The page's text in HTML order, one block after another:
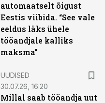
automaatselt õigust
Eestis viibida. “See vale
eeldus läks ühele
tööandjale kalliks
maksma”
UUDISED
30.07.26, 16:20
Millal saab tööandja uut